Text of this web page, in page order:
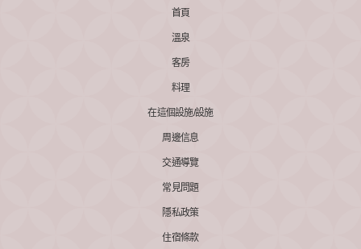
首頁
溫泉
客房
料理
在這個設施/設施
周邊信息
交通導覽
常見問題
隱私政策
住宿條款